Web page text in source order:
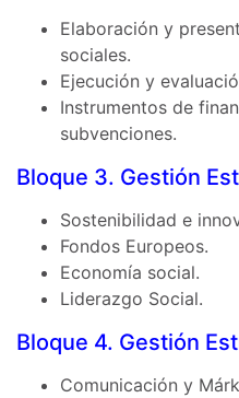
Elaboración y
sociales.
Ejecución y
Instrumentos de
subvenciones.
Bloque 3. Gestión
Sostenibilidad e
Fondos Europeos.
Economía social.
Liderazgo Social.
Bloque 4. Gestión
Comunicación y